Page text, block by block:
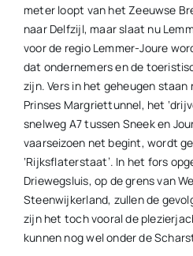
meter loopt van het Zeeuwse
naar Delfzijl, maar slaat nu
voor de regio Lemmer-Joure
dat ondernemers en de
zijn. Vers in het geheugen
Prinses Margriettunnel, het
snelweg A7 tussen Sneek en
vaarseizoen net begint, wordt
‘Rijksflaterstaat’. In het fors
Driewegsluis, op de grens van
Steenwijkerland, zullen de
zijn het toch vooral de
kunnen nog wel onder de